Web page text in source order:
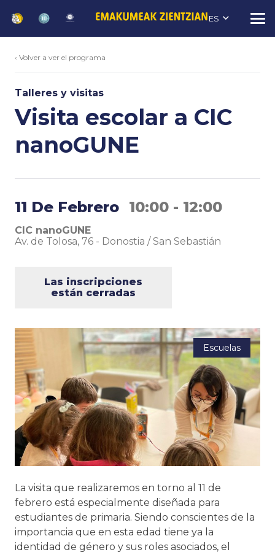
ES
‹ Volver a ver el programa
Talleres y visitas
Visita escolar a CIC
nanoGUNE
11 De Febrero 10:00 - 12:00
CIC nanoGUNE
Av. de Tolosa, 76 - Donostia / San Sebastián
Las inscripciones
están cerradas
Escuelas
La visita que realizaremos en torno al 11 de
febrero está especialmente diseñada para
estudiantes de primaria. Siendo conscientes de la
importancia que en esta edad tiene ya la
identidad de género y sus roles asociados, el